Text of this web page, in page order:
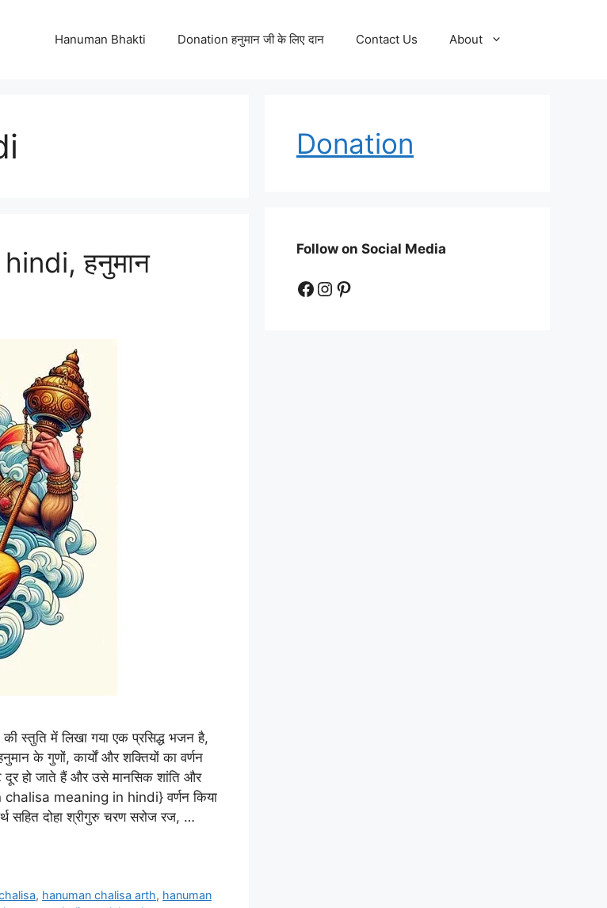
Hanuman Bhakti Donation हनुमान जी के लिए दान Contact Us About
हनुमान
स्तुति में लिखा गया एक प्रसिद्ध भजन है,
के गुणों, कार्यों और शक्तियों का वर्णन
हो जाते हैं और उसे मानसिक शांति और
chalisa meaning in hindi} वर्णन किया
सहित दोहा श्रीगुरु चरण सरोज रज, …
, hanuman chalisa arth, hanuman
Donation
Follow on Social Media
Facebook
Instagram
Pinterest